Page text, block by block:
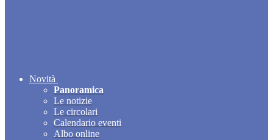
Novità
Panoramica
Le notizie
Le circolari
Calendario eventi
Albo online